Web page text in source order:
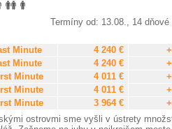
Termíny od: 13.08., 14 dňové
Minute 4 240 €
Minute 4 240 €
Minute 4 011 €
Minute 4 011 €
Minute 3 964 €
ostrovmi sme vyšli v ústrety